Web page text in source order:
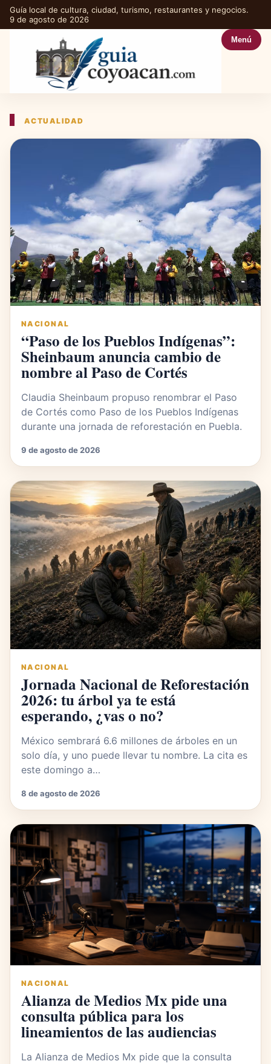
Guía local de cultura, ciudad, turismo, restaurantes y negocios.
9 de agosto de 2026
Menú
ACTUALIDAD
NACIONAL
“Paso de los Pueblos Indígenas”:
Sheinbaum anuncia cambio de
nombre al Paso de Cortés
Claudia Sheinbaum propuso renombrar el Paso
de Cortés como Paso de los Pueblos Indígenas
durante una jornada de reforestación en Puebla.
9 de agosto de 2026
NACIONAL
Jornada Nacional de Reforestación
2026: tu árbol ya te está
esperando, ¿vas o no?
México sembrará 6.6 millones de árboles en un
solo día, y uno puede llevar tu nombre. La cita es
este domingo a…
8 de agosto de 2026
NACIONAL
Alianza de Medios Mx pide una
consulta pública para los
lineamientos de las audiencias
La Alianza de Medios Mx pide que la consulta